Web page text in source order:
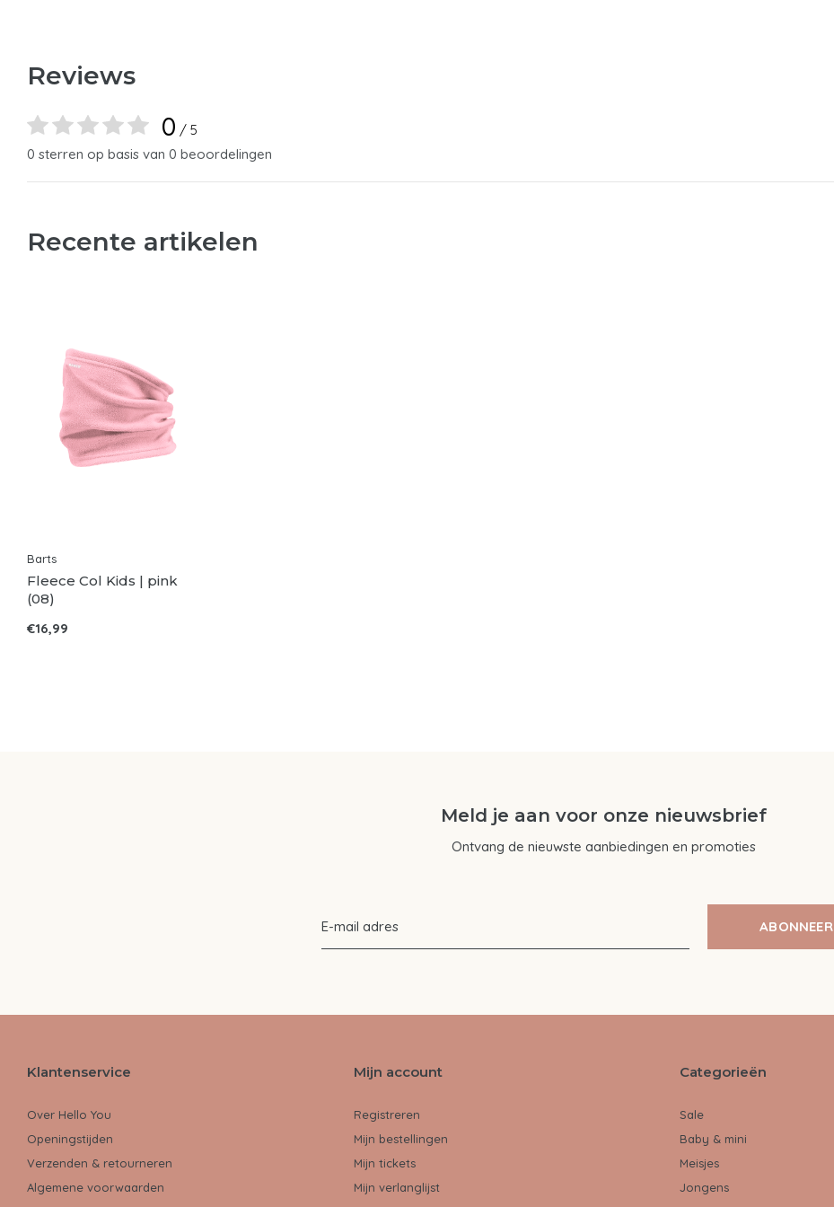
Reviews
0 / 5
0 sterren op basis van 0 beoordelingen
Recente artikelen
Barts
Fleece Col Kids | pink
(08)
€16,99
Meld je aan voor onze nieuwsbrief
Ontvang de nieuwste aanbiedingen en promoties
ABONNEER
Klantenservice
Over Hello You
Openingstijden
Verzenden & retourneren
Algemene voorwaarden
Mijn account
Registreren
Mijn bestellingen
Mijn tickets
Mijn verlanglijst
Categorieën
Sale
Baby & mini
Meisjes
Jongens